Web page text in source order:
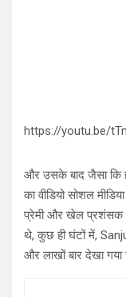
https://youtu.be/
और उसके बाद जैसा कि
का वीडियो सोशल
प्रेमी और खेल प्रशंसक
थे, कुछ ही घंटों में,
और लाखों बार देखा गया